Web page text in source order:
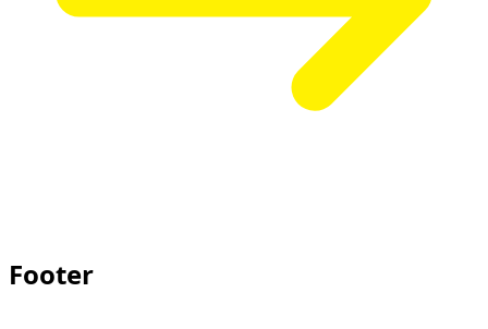
Footer